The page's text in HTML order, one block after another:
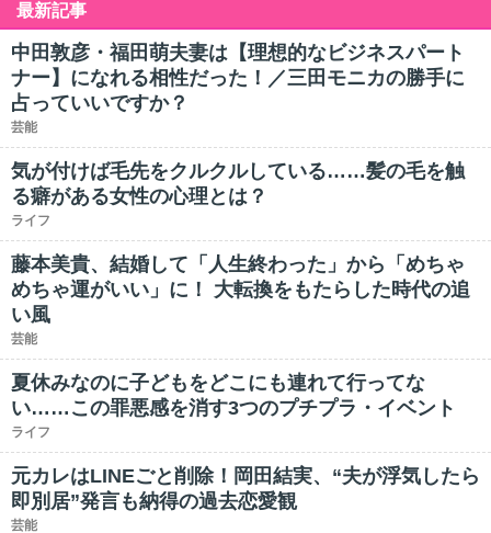
最新記事
中田敦彦・福田萌夫妻は【理想的なビジネスパート
ナー】になれる相性だった！／三田モニカの勝手に
占っていいですか？
芸能
気が付けば毛先をクルクルしている……髪の毛を触
る癖がある女性の心理とは？
ライフ
藤本美貴、結婚して「人生終わった」から「めちゃ
めちゃ運がいい」に！ 大転換をもたらした時代の追
い風
芸能
夏休みなのに子どもをどこにも連れて行ってな
い……この罪悪感を消す3つのプチプラ・イベント
ライフ
元カレはLINEごと削除！岡田結実、“夫が浮気したら
即別居”発言も納得の過去恋愛観
芸能